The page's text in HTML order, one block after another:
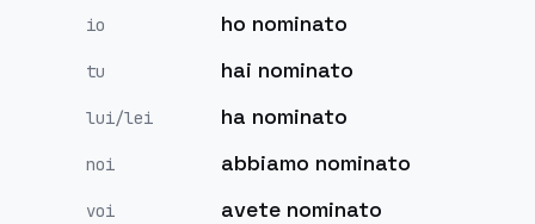
io ho nominato
tu hai nominato
lui/lei ha nominato
noi abbiamo nominato
voi avete nominato